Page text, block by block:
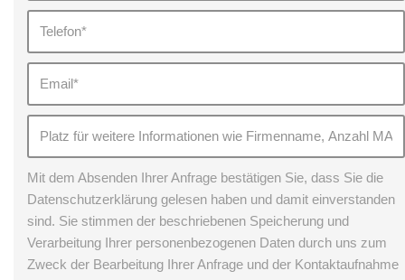
Mit dem Absenden Ihrer Anfrage bestätigen Sie, dass Sie die
Datenschutzerklärung gelesen haben und damit einverstanden
sind. Sie stimmen der beschriebenen Speicherung und
Verarbeitung Ihrer personenbezogenen Daten durch uns zum
Zweck der Bearbeitung Ihrer Anfrage und der Kontaktaufnahme